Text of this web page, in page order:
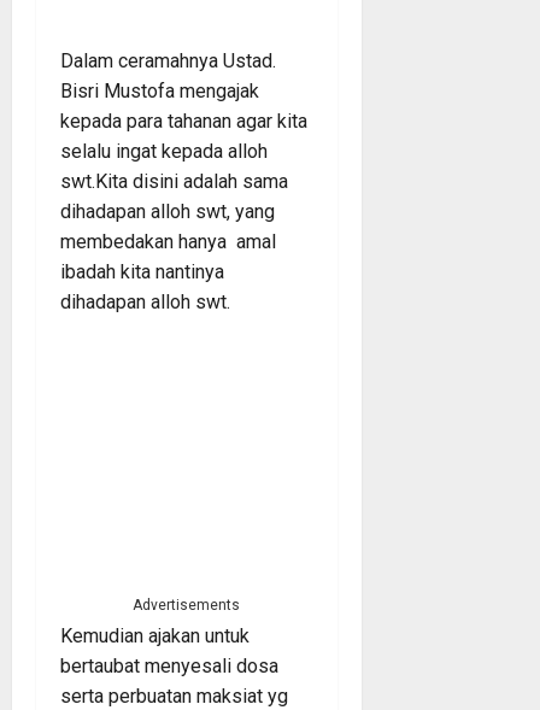
Dalam ceramahnya Ustad.
Bisri Mustofa mengajak
kepada para tahanan agar kita
selalu ingat kepada alloh
swt.Kita disini adalah sama
dihadapan alloh swt, yang
membedakan hanya amal
ibadah kita nantinya
dihadapan alloh swt.
Advertisements
Kemudian ajakan untuk
bertaubat menyesali dosa
serta perbuatan maksiat yg